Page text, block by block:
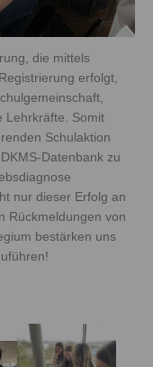
die mittels
erfolgt,
Lehrkräfte. Somit
Schulaktion
Datenbank zu
nur dieser Erfolg an
Rückmeldungen von
bestärken uns